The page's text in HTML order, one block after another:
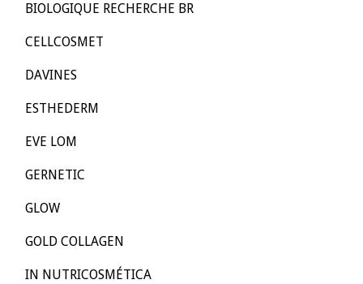
BIOLOGIQUE RECHERCHE BR
CELLCOSMET
DAVINES
ESTHEDERM
EVE LOM
GERNETIC
GLOW
GOLD COLLAGEN
IN NUTRICOSMÉTICA